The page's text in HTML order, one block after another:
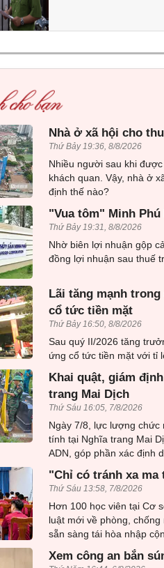
Nhà ở xã hội cho
Thứ Bảy 19:36, 8/8/2026
Nhiều người sau khi
khách quan. Vậy, nhà ở
định thế nào?
"Vua tôm" Minh Phú
Thứ Bảy 19:31, 8/8/2026
Nhờ biên lợi nhuận gộp
đồng lợi nhuận sau thuế
Lãi tăng mạnh trong
cổ tức tiền mặt
Thứ Bảy 16:50, 8/8/2026
Sau quý II/2026 tăng
ứng cổ tức tiền mặt với tỉ
Khai quật, giám
trang Mai Dịch
Thứ Sáu 16:05, 7/8/2026
Ngày 7/8, lực lượng chức
tính tại Nghĩa trang Mai
ADN, góp phần xác định
"Chỉ có tránh xa
Thứ Sáu 13:58, 7/8/2026
Hơn 100 học viên tại Cơ
luật mới về phòng,
sẵn sàng tái hòa nhập
Xem công an bắn